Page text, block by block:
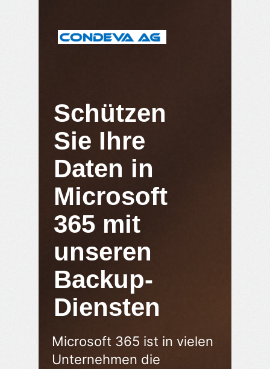
Schützen
Sie Ihre
Daten in
Microsoft
365 mit
unseren
Backup-
Diensten
Microsoft 365 ist in vielen
Unternehmen die